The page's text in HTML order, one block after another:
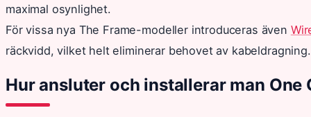
maximal osynlighet.
För vissa nya The Frame-modeller introduceras även
räckvidd, vilket helt eliminerar behovet av kabeldragning.
Hur ansluter och installerar man One